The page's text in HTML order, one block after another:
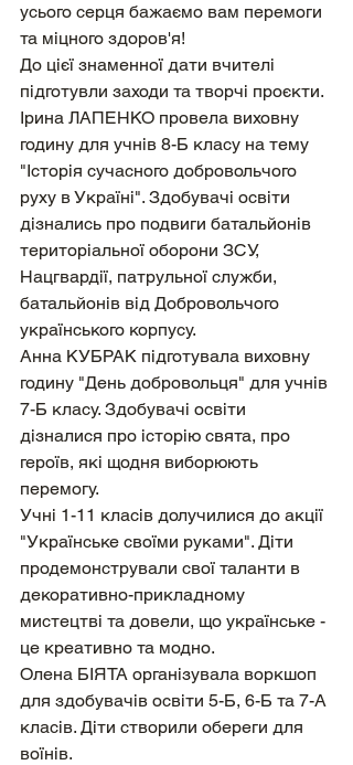
усього серця бажаємо вам перемоги
та міцного здоров'я!
До цієї знаменної дати вчителі
підготувли заходи та творчі проєкти.
Ірина ЛАПЕНКО провела виховну
годину для учнів 8-Б класу на тему
"Історія сучасного добровольчого
руху в Україні". Здобувачі освіти
дізнались про подвиги батальйонів
територіальної оборони ЗСУ,
Нацгвардії, патрульної служби,
батальйонів від Добровольчого
українського корпусу.
Анна КУБРАК підготувала виховну
годину "День добровольця" для учнів
7-Б класу. Здобувачі освіти
дізналися про історію свята, про
героїв, які щодня виборюють
перемогу.
Учні 1-11 класів долучилися до акції
"Українське своїми руками". Діти
продемонстрували свої таланти в
декоративно-прикладному
мистецтві та довели, що українське -
це креативно та модно.
Олена БІЯТА організувала воркшоп
для здобувачів освіти 5-Б, 6-Б та 7-А
класів. Діти створили обереги для
воїнів.